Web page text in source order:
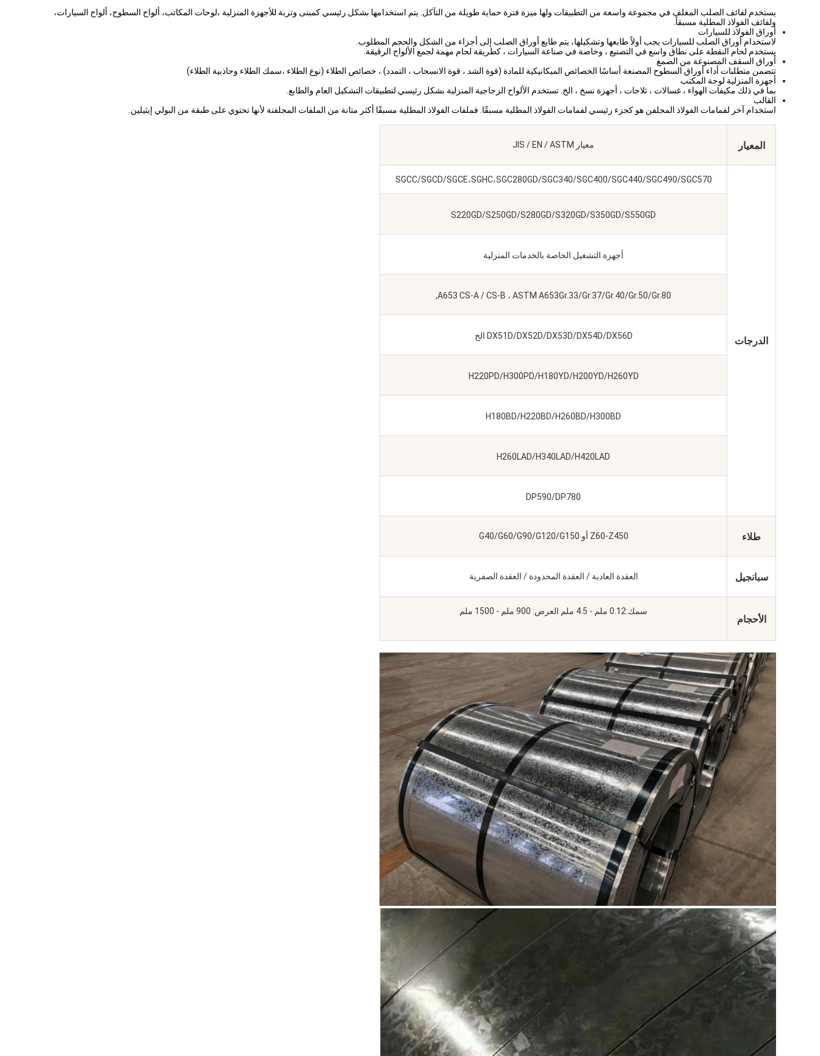
يستخدم لفائف الصلب المغلف في مجموعة واسعة من التطبيقات ولها ميزة فترة حماية طويلة من التآكل. يتم استخدامها بشكل رئيسي كمبنى وتربة للأجهزة المنزلية ،لوحات المكاتب، ألواح السطوح، ألواح السيارات،
ولفائف الفولاذ المطلية مسبقاً.
أوراق الفولاذ للسيارات
لاستخدام أوراق الصلب للسيارات يجب أولاً طابعها وتشكيلها، يتم طابع أوراق الصلب إلى أجزاء من الشكل والحجم المطلوب.
يستخدم لحام النقطة على نطاق واسع في التصنيع ، وخاصة في صناعة السيارات ، كطريقة لحام مهمة لجمع الألواح الرقيقة.
أوراق السقف المصنوعة من الصمغ
تتضمن متطلبات أداء أوراق السطوح المصنعة أساسًا الخصائص الميكانيكية للمادة (قوة الشد ، قوة الانسحاب ، التمدد) ، خصائص الطلاء (نوع الطلاء ،سمك الطلاء وجاذبية الطلاء)
أجهزة المنزلية لوحة المكتب
بما في ذلك مكيفات الهواء ، غسالات ، ثلاجات ، أجهزة نسخ ، الخ. تستخدم الألواح الزجاجية المنزلية بشكل رئيسي لتطبيقات التشكيل العام والطابع.
القالب
استخدام آخر لفمامات الفولاذ المجلفن هو كجزء رئيسي لفمامات الفولاذ المطلية مسبقًا. فملفات الفولاذ المطلية مسبقًا أكثر متانة من الملفات المجلفنة لأنها تحتوي على طبقة من البولي إيثيلين.
المعيار معيار JIS / EN / ASTM
الدرجات
SGCC/SGCD/SGCE،SGHC،SGC280GD/SGC340/SGC400/SGC440/SGC490/SGC570
S220GD/S250GD/S280GD/S320GD/S350GD/S550GD
أجهزة التشغيل الخاصة بالخدمات المنزلية
A653 CS-A / CS-B ، ASTM A653Gr.33/Gr.37/Gr.40/Gr.50/Gr.80,
DX51D/DX52D/DX53D/DX54D/DX56D الخ
H220PD/H300PD/H180YD/H200YD/H260YD
H180BD/H220BD/H260BD/H300BD
H260LAD/H340LAD/H420LAD
DP590/DP780
طلاء Z60-Z450 أو G40/G60/G90/G120/G150
سبانجيل العقدة العادية / العقدة المحدودة / العقدة الصفرية
الأحجام
سمك:0.12 ملم - 4.5 ملم العرض: 900 ملم - 1500 ملم